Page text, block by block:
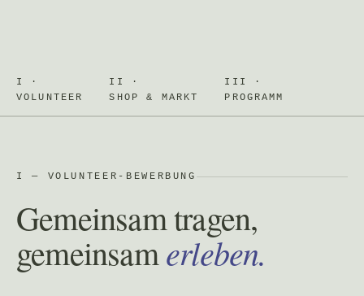
I ·
VOLUNTEER
II ·
SHOP & MARKT
III ·
PROGRAMM
I — VOLUNTEER-BEWERBUNG
Gemeinsam tragen,
gemeinsamerleben.